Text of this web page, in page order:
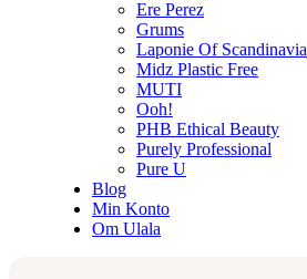
Ere Perez
Grums
Laponie Of Scandinavia
Midz Plastic Free
MUTI
Ooh!
PHB Ethical Beauty
Purely Professional
Pure U
Blog
Min Konto
Om Ulala